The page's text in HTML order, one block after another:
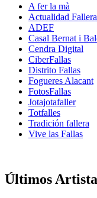
A fer la mà
Actualidad Fallera
ADEF
Casal Bernat i
Cendra Digital
CiberFallas
Distrito Fallas
Fogueres Alacant
FotosFallas
Jotajotafaller
Totfalles
Tradición fallera
Vive las Fallas
Últimos